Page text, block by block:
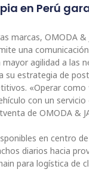
en Perú
marcas, OMODA &
una comunicación
agilidad a las
su estrategia de
«Operar como
con un servicio
de OMODA &
en centro de
diarios hacia
para logística de